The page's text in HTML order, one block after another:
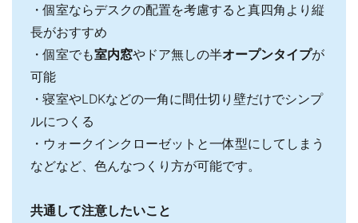
・個室ならデスクの配置を考慮すると真四角より縦
長がおすすめ
・個室でも室内窓やドア無しの半オープンタイプが
可能
・寝室やLDKなどの一角に間仕切り壁だけでシンプ
ルにつくる
・ウォークインクローゼットと一体型にしてしまう
などなど、色んなつくり方が可能です。
共通して注意したいこと